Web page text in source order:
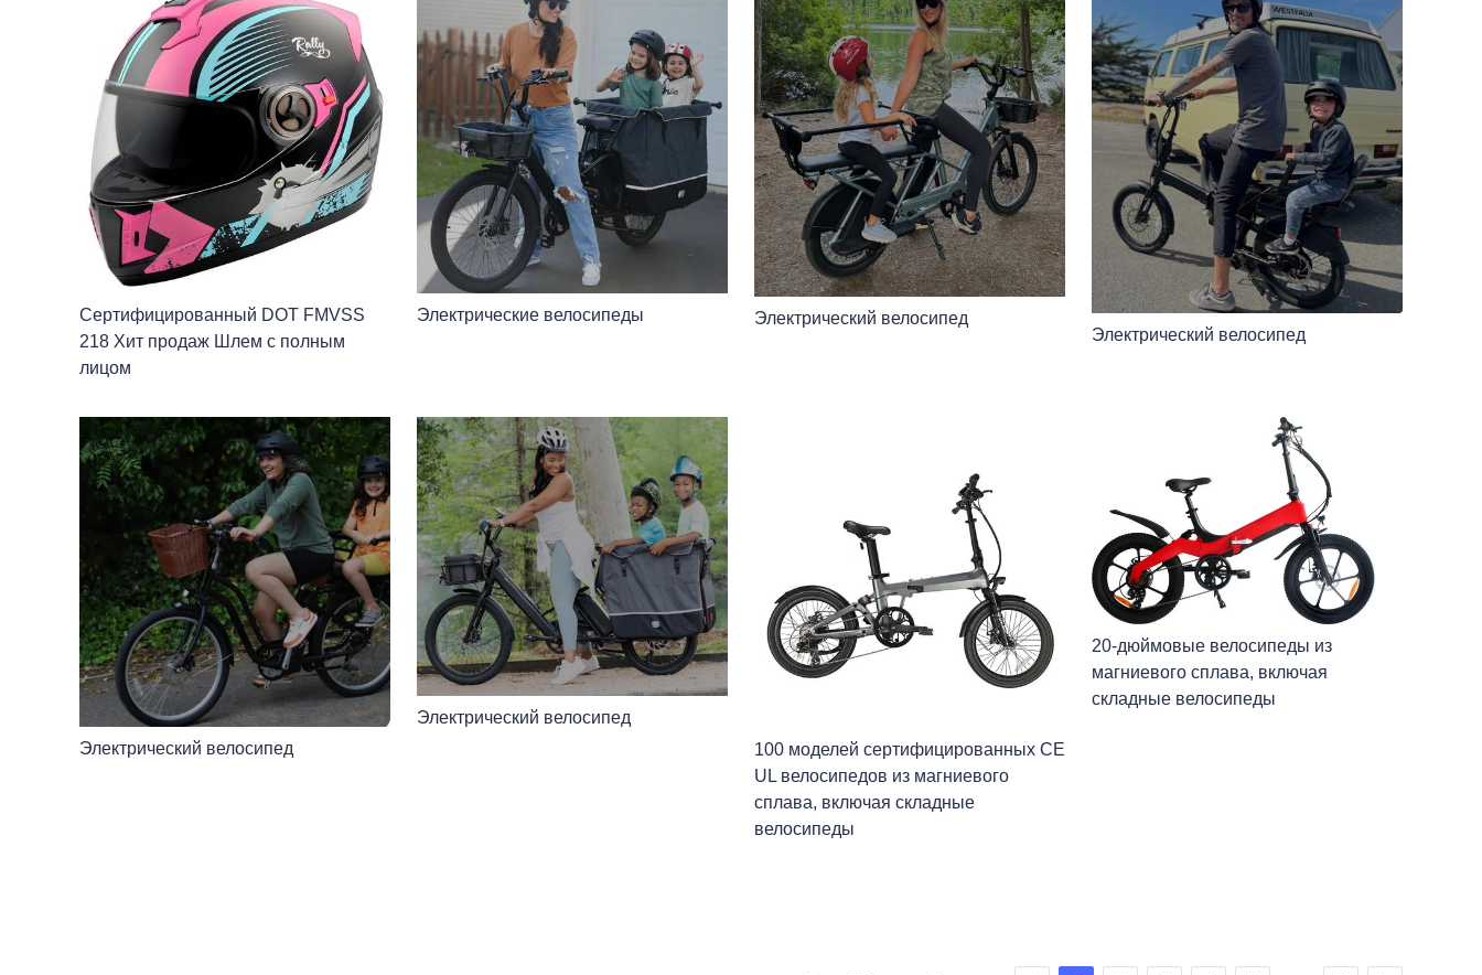
Сертифицированный DOT FMVSS
218 Хит продаж Шлем с полным
лицом
Электрические велосипеды
Электрический велосипед
Электрический велосипед
Электрический велосипед
Электрический велосипед
100 моделей сертифицированных CE
UL велосипедов из магниевого
сплава, включая складные
велосипеды
20-дюймовые велосипеды из
магниевого сплава, включая
складные велосипеды